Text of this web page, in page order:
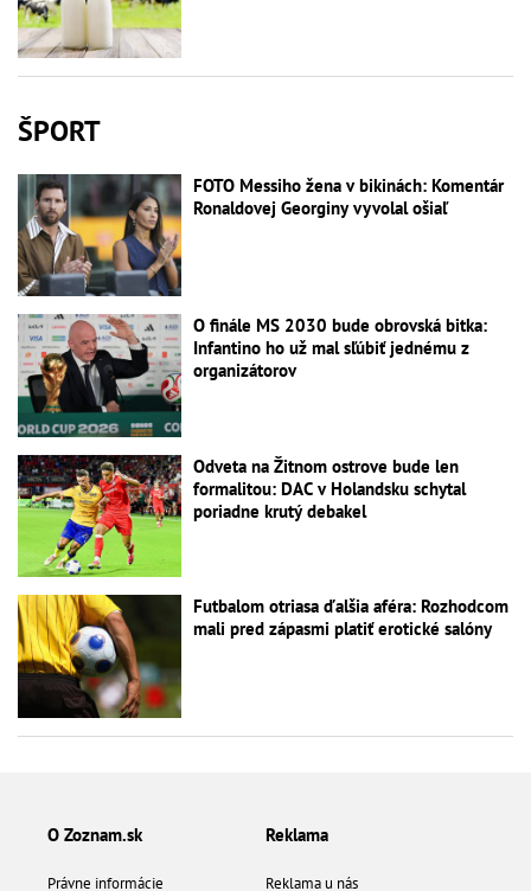
ŠPORT
FOTO Messiho žena v bikinách: Komentár
Ronaldovej Georginy vyvolal ošiaľ
O finále MS 2030 bude obrovská bitka:
Infantino ho už mal sľúbiť jednému z
organizátorov
Odveta na Žitnom ostrove bude len
formalitou: DAC v Holandsku schytal
poriadne krutý debakel
Futbalom otriasa ďalšia aféra: Rozhodcom
mali pred zápasmi platiť erotické salóny
O Zoznam.sk
Právne informácie
Reklama
Reklama u nás